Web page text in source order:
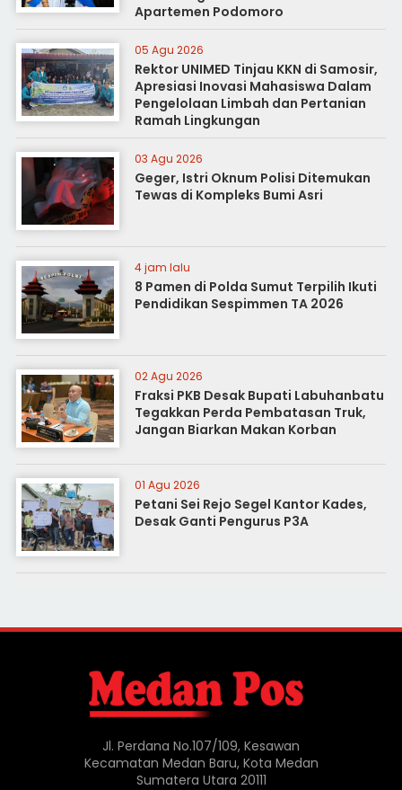
Apartemen Podomoro
05 Agu 2026
Rektor UNIMED Tinjau KKN di Samosir,
Apresiasi Inovasi Mahasiswa Dalam
Pengelolaan Limbah dan Pertanian
Ramah Lingkungan
03 Agu 2026
Geger, Istri Oknum Polisi Ditemukan
Tewas di Kompleks Bumi Asri
4 jam lalu
8 Pamen di Polda Sumut Terpilih Ikuti
Pendidikan Sespimmen TA 2026
02 Agu 2026
Fraksi PKB Desak Bupati Labuhanbatu
Tegakkan Perda Pembatasan Truk,
Jangan Biarkan Makan Korban
01 Agu 2026
Petani Sei Rejo Segel Kantor Kades,
Desak Ganti Pengurus P3A
Jl. Perdana No.107/109, Kesawan
Kecamatan Medan Baru, Kota Medan
Sumatera Utara 20111